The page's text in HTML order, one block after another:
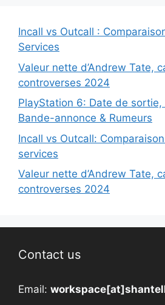
Incall vs Outcall :
Services
Valeur nette d’Andrew Tate,
controverses 2024
PlayStation 6: Date de
Bande-annonce & Rumeurs
Incall vs Outcall:
services
Valeur nette d’Andrew Tate,
controverses 2024
Contact us
Email: